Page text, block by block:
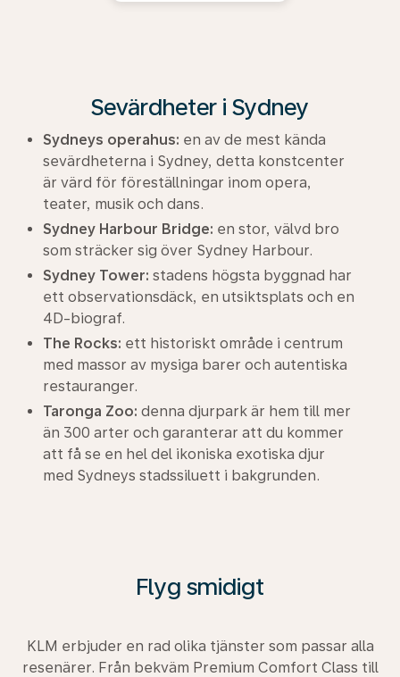
Sevärdheter i Sydney
Sydneys operahus: en av de mest kända
sevärdheterna i Sydney, detta konstcenter
är värd för föreställningar inom opera,
teater, musik och dans.
Sydney Harbour Bridge: en stor, välvd bro
som sträcker sig över Sydney Harbour.
Sydney Tower: stadens högsta byggnad har
ett observationsdäck, en utsiktsplats och en
4D-biograf.
The Rocks: ett historiskt område i centrum
med massor av mysiga barer och autentiska
restauranger.
Taronga Zoo: denna djurpark är hem till mer
än 300 arter och garanterar att du kommer
att få se en hel del ikoniska exotiska djur
med Sydneys stadssiluett i bakgrunden.
Flyg smidigt
KLM erbjuder en rad olika tjänster som passar alla
resenärer. Från bekväm Premium Comfort Class till